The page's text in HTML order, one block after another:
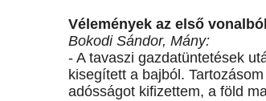
Vélemények az első vonalból
Bokodi Sándor, Mány:
- A tavaszi gazdatüntetések
kisegített a bajból.
adósságot kifizettem, a föld